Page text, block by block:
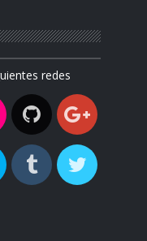
redes